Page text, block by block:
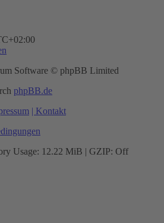
Software © phpBB Limited
phpBB.de
| Kontakt
Usage: 12.22 MiB | GZIP: Off